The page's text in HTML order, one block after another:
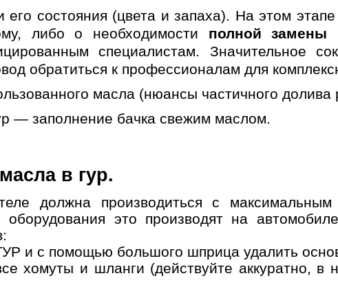
его состояния (цвета и запаха). На этом
либо о необходимости полной замены
специалистам. Значительное
обратиться к профессионалам для
масла (нюансы частичного долива
— заполнение бачка свежим маслом.
в гур.
должна производиться с
оборудования это производят на
и с помощью большого шприца удалить
хомуты и шланги (действуйте аккуратно, в